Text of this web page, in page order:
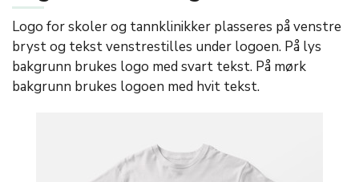
Logo for skoler og tannklinikker plasseres på venstre
bryst og tekst venstrestilles under logoen. På lys
bakgrunn brukes logo med svart tekst. På mørk
bakgrunn brukes logoen med hvit tekst.